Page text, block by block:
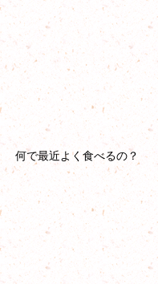
何で最近よく食べるの？